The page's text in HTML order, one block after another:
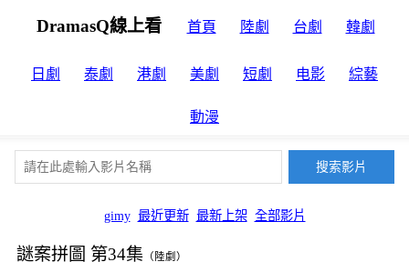
DramasQ線上看 首頁 陸劇 台劇 韓劇
日劇 泰劇 港劇 美劇 短劇 电影 綜藝
動漫
gimy 最近更新 最新上架 全部影片
謎案拼圖 第34集 （陸劇）